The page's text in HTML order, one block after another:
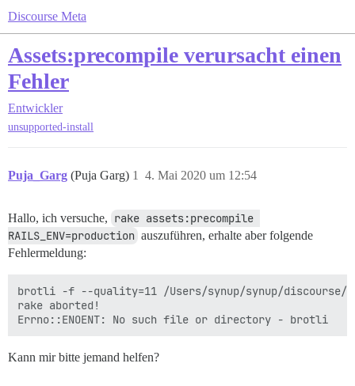
Discourse Meta
Assets:precompile verursacht einen
Fehler
Entwickler
unsupported-install
Puja_Garg (Puja Garg) 4. Mai 2020 um 12:54
1
Hallo, ich versuche, rake assets:precompile
RAILS_ENV=production auszuführen, erhalte aber folgende
Fehlermeldung:
brotli -f --quality=11 /Users/synup/synup/discourse/
rake aborted!
Kann mir bitte jemand helfen?